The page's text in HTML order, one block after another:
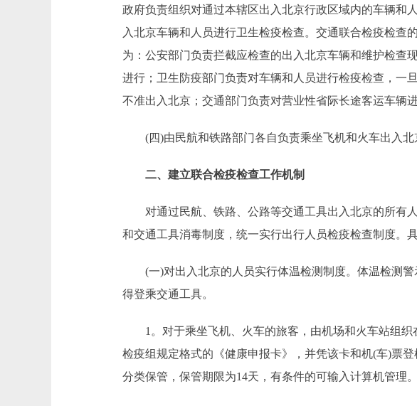
政府负责组织对通过本辖区出入北京行政区域内的车辆和
入北京车辆和人员进行卫生检疫检查。交通联合检疫检查
为：公安部门负责拦截应检查的出入北京车辆和维护检查
进行；卫生防疫部门负责对车辆和人员进行检疫检查，一
不准出入北京；交通部门负责对营业性省际长途客运车辆进
(四)由民航和铁路部门各自负责乘坐飞机和火车出入北
二、建立联合检疫检查工作机制
对通过民航、铁路、公路等交通工具出入北京的所有
和交通工具消毒制度，统一实行出行人员检疫检查制度。
(一)对出入北京的人员实行体温检测制度。体温检测警
得登乘交通工具。
1。对于乘坐飞机、火车的旅客，由机场和火车站组织
检疫组规定格式的《健康申报卡》，并凭该卡和机(车)票
分类保管，保管期限为14天，有条件的可输入计算机管理